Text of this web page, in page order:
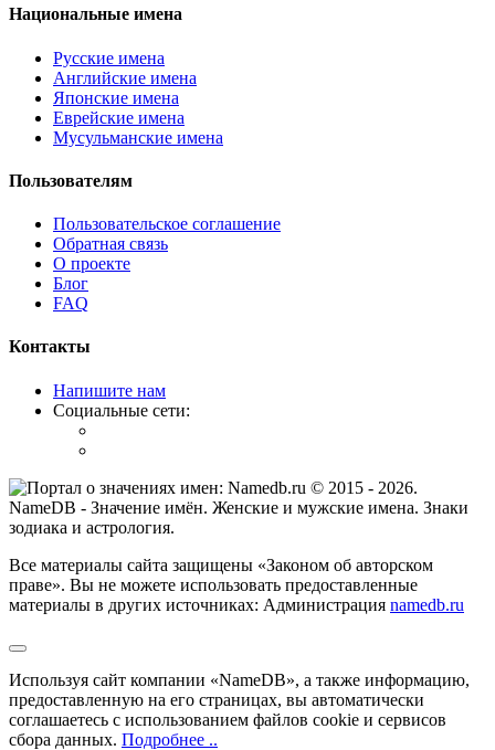
Национальные имена
Русские имена
Английские имена
Японские имена
Еврейские имена
Мусульманские имена
Пользователям
Пользовательское соглашение
Обратная связь
О проекте
Блог
FAQ
Контакты
Напишите нам
Социальные сети:
© 2015 - 2026.
NameDB - Значение имён. Женские и мужские имена. Знаки
зодиака и астрология.
Все материалы сайта защищены «Законом об авторском
праве». Вы не можете использовать предоставленные
материалы в других источниках: Администрация namedb.ru
Используя сайт компании «NameDB», а также информацию,
предоставленную на его страницах, вы автоматически
соглашаетесь с использованием файлов cookie и сервисов
сбора данных. Подробнее ..